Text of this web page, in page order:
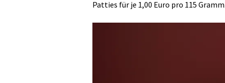
Patties für je 1,00 Euro pro 115